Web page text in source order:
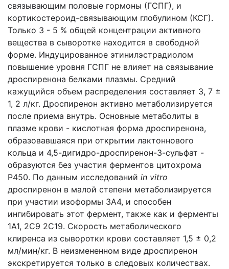
связывающим половые гормоны (ГСПГ), и
кортикостероид-связывающим глобулином (КСГ).
Только 3 - 5 % общей концентрации активного
вещества в сыворотке находится в свободной
форме. Индуцированное этинилэстрадиолом
повышение уровня ГСПГ не влияет на связывание
дроспиренона белками плазмы. Средний
кажущийся объем распределения составляет 3, 7 ±
1, 2 л/кг. Дроспиренон активно метаболизируется
после приема внутрь. Основные метаболиты в
плазме крови - кислотная форма дроспиренона,
образовавшаяся при открытии лактоннового
кольца и 4,5-дигидро-дроспиренон-3-сульфат -
образуются без участия ферментов цитохрома
P450. По данным исследований in vitro
дроспиренон в малой степени метаболизируется
при участии изоформы 3A4, и способен
ингибировать этот фермент, также как и ферменты
1A1, 2C9 2C19. Скорость метаболического
клиренса из сыворотки крови составляет 1,5 ± 0,2
мл/мин/кг. В неизмененном виде дроспиренон
экскретируется только в следовых количествах.